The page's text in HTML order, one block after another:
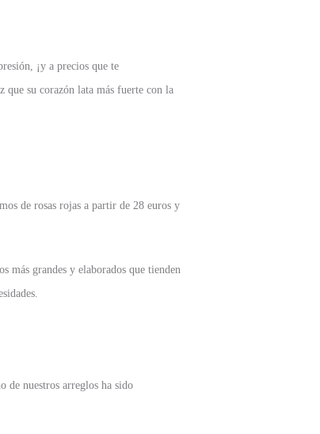
¡y a precios que te
que su corazón lata más fuerte con la
de rosas rojas a partir de 28 euros y
más grandes y elaborados que tienden
de nuestros arreglos ha sido